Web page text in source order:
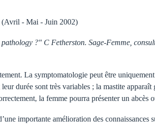
(Avril - Mai - Juin 2002)
?" C Fetherston. Sage-Femme,
La symptomatologie peut être
durée sont très variables ; la mastite
la femme pourra présenter un abcès
importante amélioration des